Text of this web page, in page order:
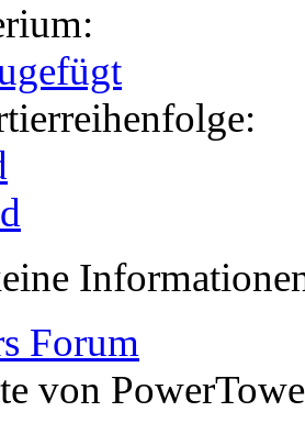
Forum
von